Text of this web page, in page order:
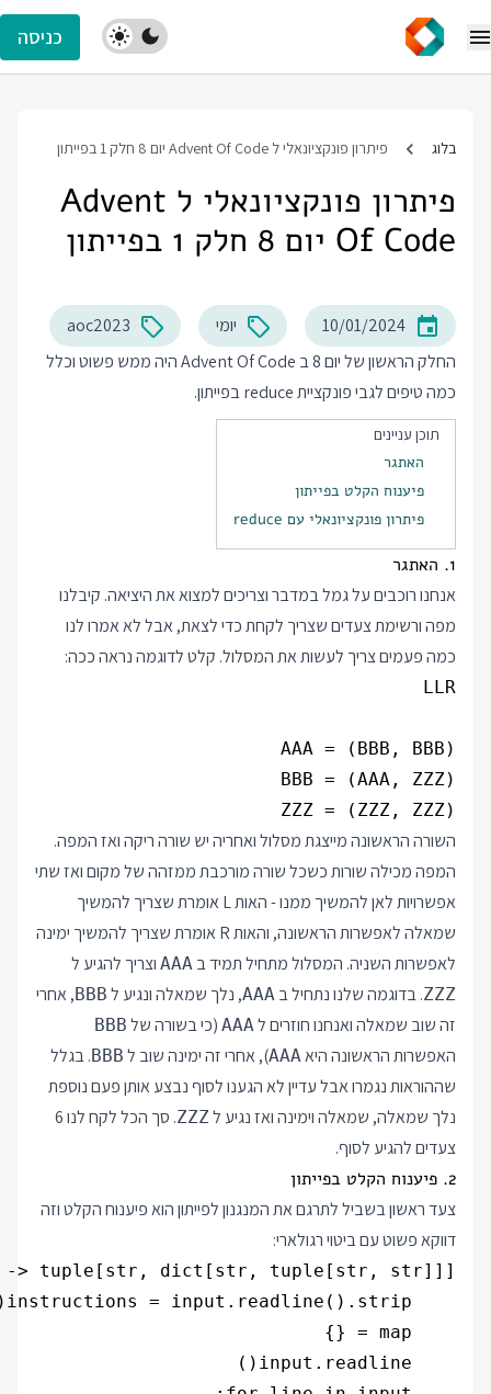
כניסה
בלוג פיתרון פונקציונאלי ל Advent Of Code יום 8 חלק 1 בפייתון
פיתרון פונקציונאלי ל Advent
Of Code יום 8 חלק 1 בפייתון
10/01/2024 יומי
aoc2023
החלק הראשון של יום 8 ב Advent Of Code היה ממש פשוט וכלל
כמה טיפים לגבי פונקציית reduce בפייתון.
תוכן עניינים
האתגר
פיענוח הקלט בפייתון
פיתרון פונקציונאלי עם reduce
1. האתגר
אנחנו רוכבים על גמל במדבר וצריכים למצוא את היציאה. קיבלנו
מפה ורשימת צעדים שצריך לקחת כדי לצאת, אבל לא אמרו לנו
כמה פעמים צריך לעשות את המסלול. קלט לדוגמה נראה ככה:
ZZZ = (ZZZ, ZZZ)
השורה הראשונה מייצגת מסלול ואחריה יש שורה ריקה ואז המפה.
המפה מכילה שורות כשכל שורה מורכבת ממזהה של מקום ואז שתי
אפשרויות לאן להמשיך ממנו - האות L אומרת שצריך להמשיך
שמאלה לאפשרות הראשונה, והאות R אומרת שצריך להמשיך ימינה
לאפשרות השניה. המסלול מתחיל תמיד ב AAA וצריך להגיע ל
ZZZ. בדוגמה שלנו נתחיל ב AAA, נלך שמאלה ונגיע ל BBB , אחרי
זה שוב שמאלה ואנחנו חוזרים לAAA (כי בשורה של BBB
האפשרות הראשונה היאAAA), אחרי זה ימינה שוב ל BBB . בגלל
שההוראות נגמרו אבל עדיין לא הגענו לסוף נבצע אותן פעם נוספת
נלך שמאלה, שמאלה וימינה ואז נגיע לZZZ
. סך הכל לקח לנו 6
צעדים להגיע לסוף.
2. פיענוח הקלט בפייתון
צעד ראשון בשביל לתרגם את המנגנון לפייתון הוא פיענוח הקלט וזה
דווקא פשוט עם ביטוי רגולארי: